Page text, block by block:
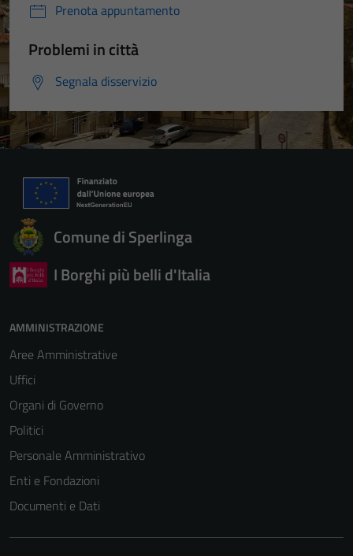
Prenota appuntamento
Problemi in città
Segnala disservizio
Comune di Sperlinga
I Borghi più belli d'Italia
AMMINISTRAZIONE
Aree Amministrative
Uffici
Organi di Governo
Politici
Personale Amministrativo
Enti e Fondazioni
Documenti e Dati
Questi cookie